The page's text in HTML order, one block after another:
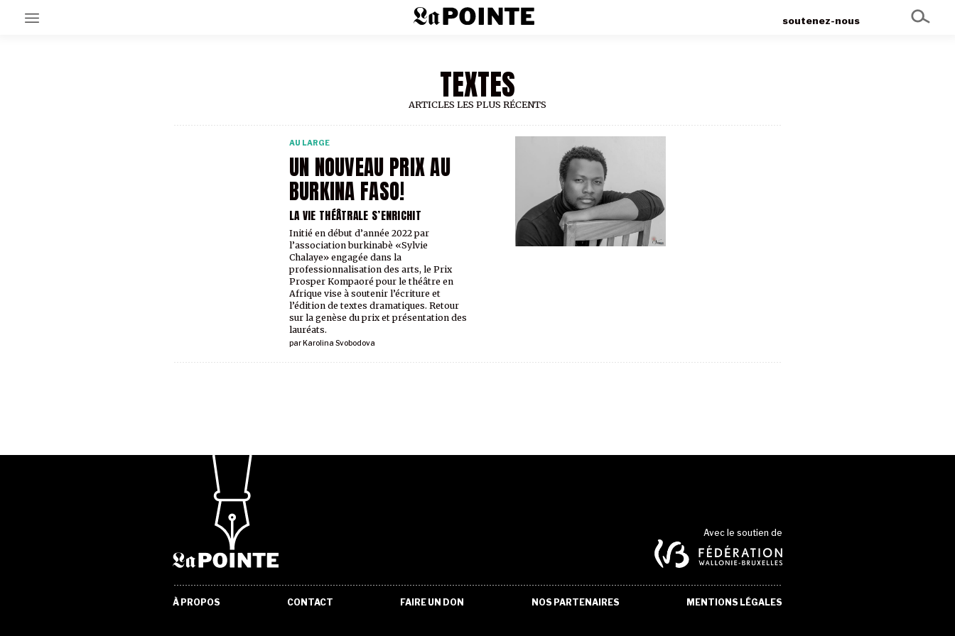
soutenez-nous
TEXTES
ARTICLES LES PLUS RÉCENTS
UN NOUVEAU PRIX AU
BURKINA FASO!
LA VIE THÉÂTRALE S’ENRICHIT
AU LARGE
par Karolina Svobodova
Initié en début d’année 2022 par
l’association burkinabè «Sylvie
Chalaye» engagée dans la
professionnalisation des arts, le Prix
Prosper Kompaoré pour le théâtre en
Afrique vise à soutenir l’écriture et
l’édition de textes dramatiques. Retour
sur la genèse du prix et présentation des
lauréats.
Avec le soutien de
À PROPOS CONTACT FAIRE UN DON NOS PARTENAIRES MENTIONS LÉGALES